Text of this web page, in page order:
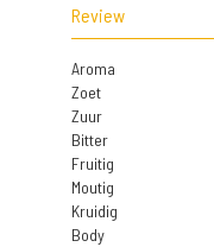
Review
Aroma
Zoet
Zuur
Bitter
Fruitig
Moutig
Kruidig
Body